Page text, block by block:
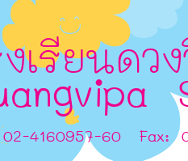
เรียนดว
4160957-60 Fax:
J